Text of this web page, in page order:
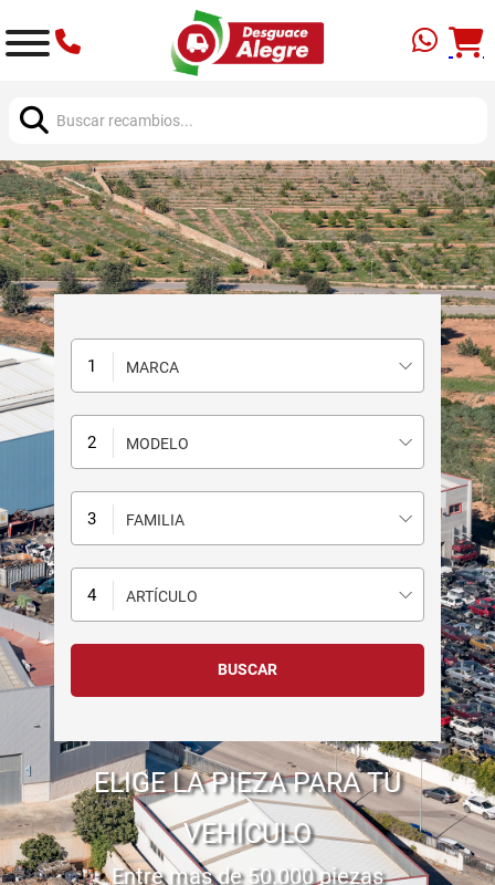
MARCA
MODELO
FAMILIA
ARTÍCULO
ELIGE LA PIEZA PARA TU
VEHÍCULO
Entre mas de 50.000 piezas